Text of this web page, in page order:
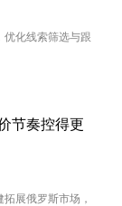
优化线索筛选与跟
节奏控得更
展俄罗斯市场，